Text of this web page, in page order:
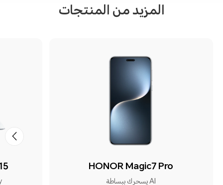
المزيد من المنتجات
HONOR Magic7 Pro
AI يسحرك ببساطة